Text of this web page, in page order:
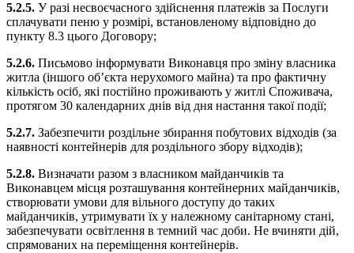
5.2.5. У разі несвоєчасного здійснення платежів за Послуги
сплачувати пеню у розмірі, встановленому відповідно до
пункту 8.3 цього Договору;
5.2.6. Письмово інформувати Виконавця про зміну власника
житла (іншого об’єкта нерухомого майна) та про фактичну
кількість осіб, які постійно проживають у житлі Споживача,
протягом 30 календарних днів від дня настання такої події;
5.2.7. Забезпечити роздільне збирання побутових відходів (за
наявності контейнерів для роздільного збору відходів);
5.2.8. Визначати разом з власником майданчиків та
Виконавцем місця розташування контейнерних майданчиків,
створювати умови для вільного доступу до таких
майданчиків, утримувати їх у належному санітарному стані,
забезпечувати освітлення в темний час доби. Не вчиняти дій,
спрямованих на переміщення контейнерів.